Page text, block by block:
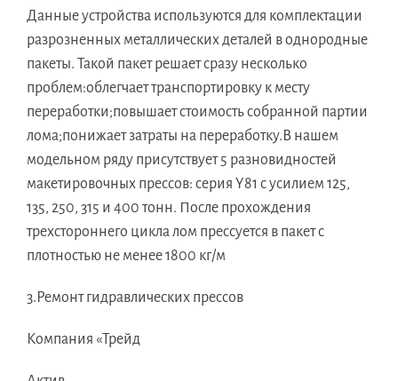
Данные устройства используются для комплектации
разрозненных металлических деталей в однородные
пакеты. Такой пакет решает сразу несколько
проблем:облегчает транспортировку к месту
переработки;повышает стоимость собранной партии
лома;понижает затраты на переработку.В нашем
модельном ряду присутствует 5 разновидностей
макетировочных прессов: серия Y81 с усилием 125,
135, 250, 315 и 400 тонн. После прохождения
трехстороннего цикла лом прессуется в пакет с
плотностью не менее 1800 кг/м
3.Ремонт гидравлических прессов
Компания «Трейд